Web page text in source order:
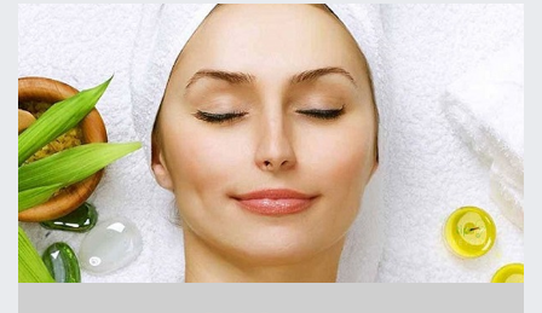
বিনোদন
চলচ্চিত্র
টেলিভিশন
সংগীত
অন্তর্জাল